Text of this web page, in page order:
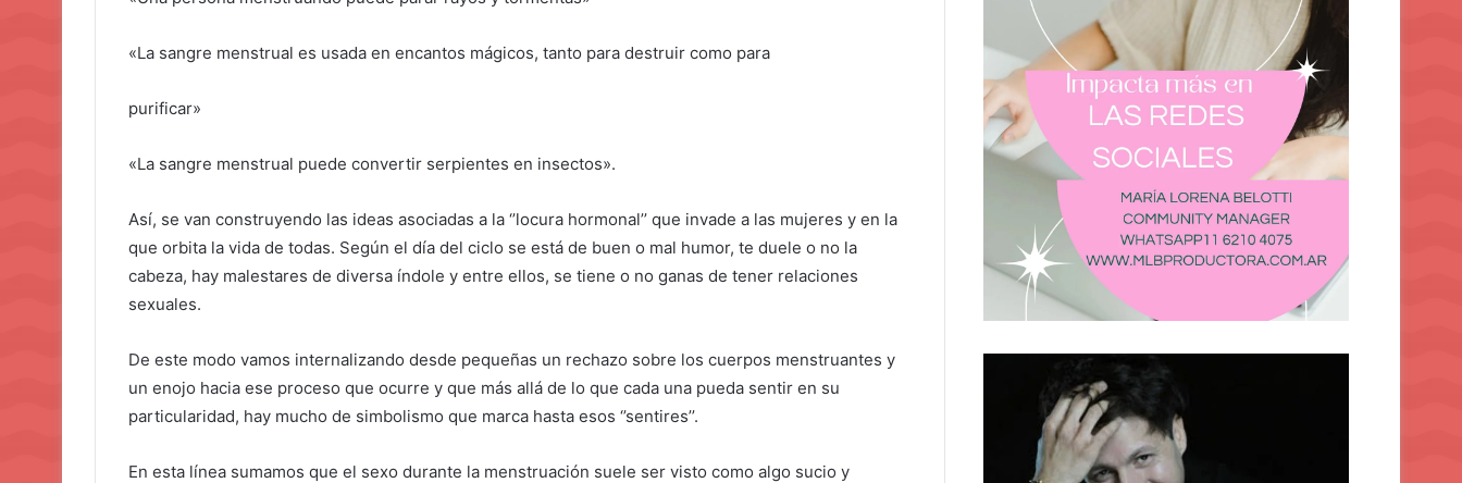
«La sangre menstrual es usada en encantos mágicos, tanto para destruir como para
purificar»
«La sangre menstrual puede convertir serpientes en insectos».
Así, se van construyendo las ideas asociadas a la ‘’locura hormonal’’ que invade a las mujeres y en la
que orbita la vida de todas. Según el día del ciclo se está de buen o mal humor, te duele o no la
cabeza, hay malestares de diversa índole y entre ellos, se tiene o no ganas de tener relaciones
sexuales.
De este modo vamos internalizando desde pequeñas un rechazo sobre los cuerpos menstruantes y
un enojo hacia ese proceso que ocurre y que más allá de lo que cada una pueda sentir en su
particularidad, hay mucho de simbolismo que marca hasta esos ‘’sentires’’.
En esta línea sumamos que el sexo durante la menstruación suele ser visto como algo sucio y